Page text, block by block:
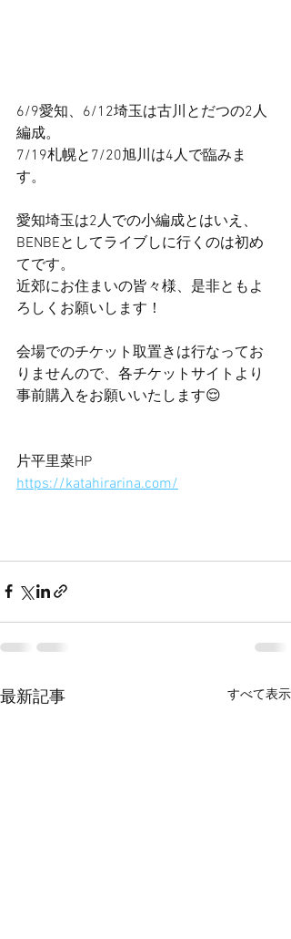
6/9愛知、6/12埼玉は古川とだつの2人
編成。
7/19札幌と7/20旭川は4人で臨みま
す。
愛知埼玉は2人での小編成とはいえ、
BENBEとしてライブしに行くのは初め
てです。
近郊にお住まいの皆々様、是非ともよ
ろしくお願いします！
会場でのチケット取置きは行なってお
りませんので、各チケットサイトより
事前購入をお願いいたします😌
片平里菜HP
https://katahirarina.com/
最新記事 すべて表示